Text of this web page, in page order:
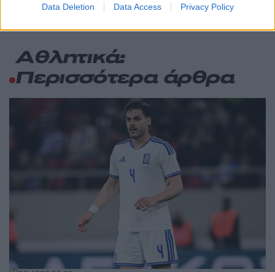
Data Deletion Data Access Privacy Policy
Αθλητικά:
Περισσότερα άρθρα